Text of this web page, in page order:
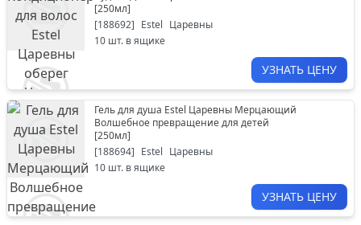
[250мл]
[188692] Estel Царевны
10 шт. в ящике
УЗНАТЬ ЦЕНУ
Гель для душа Estel Царевны Мерцающий
Волшебное превращение для детей
[250мл]
[188694] Estel Царевны
10 шт. в ящике
УЗНАТЬ ЦЕНУ